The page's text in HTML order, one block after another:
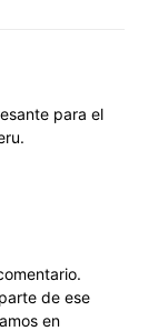
para el
de ese
en